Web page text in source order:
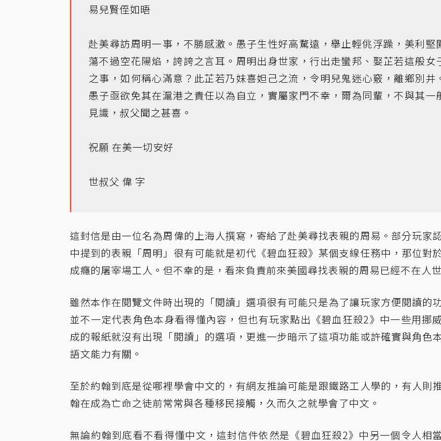
易兒賢侄如晤
赴美尋訪周明一事，不勝感激。愚子生性好高騖遠，舉止輕佻浮躁，美利堅
蕩不過空花陽焰，誇誇之言耳。周明出身世家，行出走蠻邦、娶芷若這般女
之事，如何稱心滿意？此芷若乃妹喜妲己之流，令明兒鬼迷心竅，離鄉別井
愚子亟欲免其在滬港之責任以為自立，實屬家門不幸，爾為同輩，不與其一
見識，叔父聞之甚喜。
祝願 在美一切安好
世叔父 偉 字
這封信是由一位名為周偉的上海人撰寫，寄給了赴美尋找表親的周易。部分玩家
中提到的表親「周明」很有可能就是初代《碧血狂殺》某個支線任務中，那位對
成癮的屠宰場工人。但不幸的是，看來負責前來美國尋找表親的周易已經不在人
雖然本作在閱覽文件時出現的「閱讀」選項很有可能只是為了讓玩家方便閱讀的
並不一定代表角色本身看得懂內容，但也有玩家點出《碧血狂殺2》中一些用挪
成的報紙就沒有出現「閱讀」的選項，更進一步暗示了這項功能或許確實與角色
語文能力有關。
至於約翰到底是從哪裡學會中文的，有網友推論可能是跟鐵路工人學的，有人則
翰在成為亡命之徒前常常與各種移民接觸，久而久之就學會了中文。
無論約翰到底看不看得懂中文，這封信件依然是《碧血狂殺2》中另一個令人相